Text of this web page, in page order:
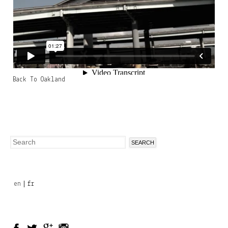
Back To Oakland
Search
en fr